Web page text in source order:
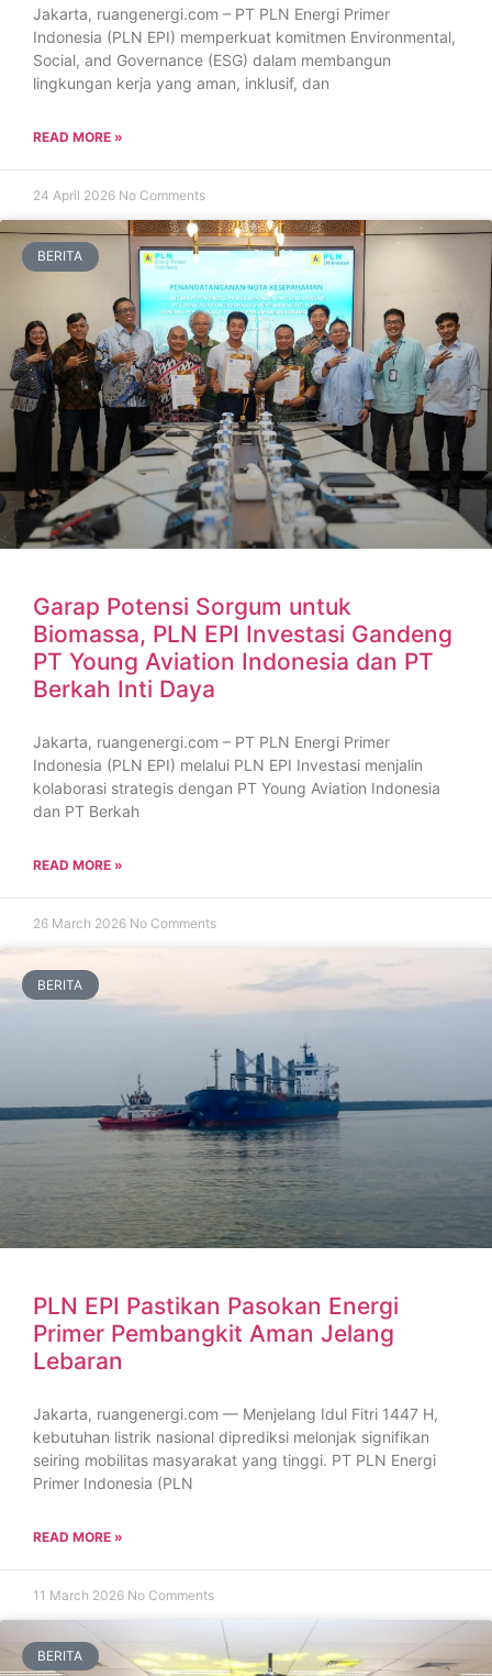
Jakarta, ruangenergi.com – PT PLN Energi Primer
Indonesia (PLN EPI) memperkuat komitmen Environmental,
Social, and Governance (ESG) dalam membangun
lingkungan kerja yang aman, inklusif, dan
READ MORE »
24 April 2026 No Comments
BERITA
Garap Potensi Sorgum untuk
Biomassa, PLN EPI Investasi Gandeng
PT Young Aviation Indonesia dan PT
Berkah Inti Daya
Jakarta, ruangenergi.com – PT PLN Energi Primer
Indonesia (PLN EPI) melalui PLN EPI Investasi menjalin
kolaborasi strategis dengan PT Young Aviation Indonesia
dan PT Berkah
READ MORE »
26 March 2026 No Comments
BERITA
PLN EPI Pastikan Pasokan Energi
Primer Pembangkit Aman Jelang
Lebaran
Jakarta, ruangenergi.com — Menjelang Idul Fitri 1447 H,
kebutuhan listrik nasional diprediksi melonjak signifikan
seiring mobilitas masyarakat yang tinggi. PT PLN Energi
Primer Indonesia (PLN
READ MORE »
11 March 2026 No Comments
BERITA